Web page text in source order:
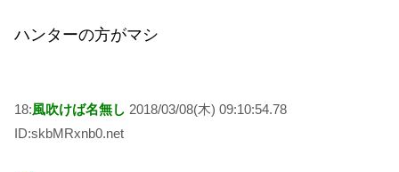
ハンターの方がマシ
18:風吹けば名無し 2018/03/08(木) 09:10:54.78
ID:skbMRxnb0.net